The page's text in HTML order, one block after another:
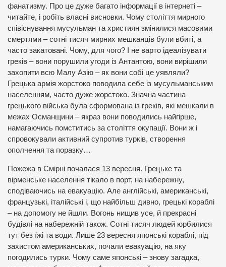
фанатизму. Про це дуже багато інформації в інтернеті –
читайте, і робіть власні висновки. Чому століття мирного
співіснування мусульман та християн змінилися масовими
смертями – сотні тисяч мирних мешканців були вбиті, а
часто закатовані. Чому, для чого? І не варто ідеалізувати
греків – вони порушили угоди із Антантою, вони вирішили
захопити всю Малу Азію – як вони собі це уявляли?
Грецька армія жорстоко поводила себе із мусульманським
населенням, часто дуже жорстоко. Значна частина
грецького війська була сформована із греків, які мешкали в
межах Османщини – якраз вони поводились найгірше,
намагаючись помститись за століття окупації. Вони ж і
спровокували активний супротив турків, створення
ополчення та поразку…
Пожежа в Смірні почалася 13 вересня. Грецьке та
вірменське населення тікало в порт, на набережну,
сподіваючись на евакуацію. Але англійські, американські,
французькі, італійські і, що найбільш дивно, грецькі кораблі
– на допомогу не йшли. Вогонь нищив усе, й прекрасні
будівлі на набережній також. Сотні тисяч людей юрбилися
тут без їжі та води. Лише 23 вересня японські кораблі, під
захистом американських, почали евакуацію, на яку
погодились турки. Чому саме японські – знову загадка,